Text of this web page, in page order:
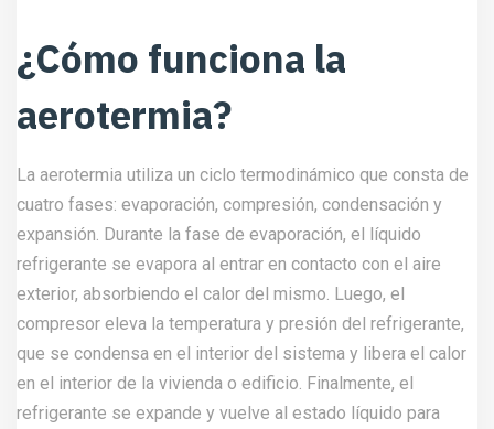
¿Cómo funciona la
aerotermia?
La aerotermia utiliza un ciclo termodinámico que consta de
cuatro fases: evaporación, compresión, condensación y
expansión. Durante la fase de evaporación, el líquido
refrigerante se evapora al entrar en contacto con el aire
exterior, absorbiendo el calor del mismo. Luego, el
compresor eleva la temperatura y presión del refrigerante,
que se condensa en el interior del sistema y libera el calor
en el interior de la vivienda o edificio. Finalmente, el
refrigerante se expande y vuelve al estado líquido para